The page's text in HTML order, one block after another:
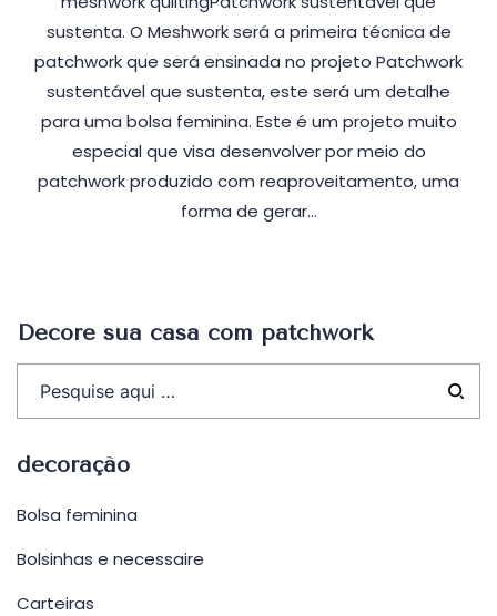
sustenta. O Meshwork será a primeira técnica de
patchwork que será ensinada no projeto Patchwork
sustentável que sustenta, este será um detalhe
para uma bolsa feminina. Este é um projeto muito
especial que visa desenvolver por meio do
patchwork produzido com reaproveitamento, uma
forma de gerar…
Decore sua casa com patchwork
decoração
Bolsa feminina
Bolsinhas e necessaire
Carteiras